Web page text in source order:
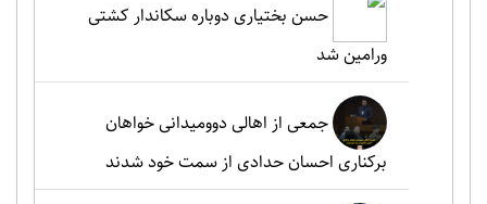
حسن بختیاری دوباره سکاندار کشتی
ورامین شد
جمعی از اهالی دوومیدانی خواهان
برکناری احسان حدادی از سمت خود شدند